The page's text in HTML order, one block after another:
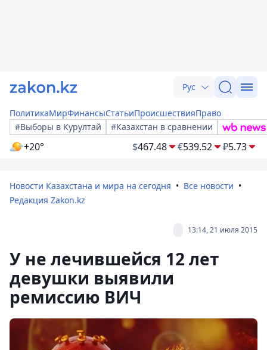
Рус
ПолитикаМирФинансыСтатьиПроисшествияПраво
#Выборы в Курултай
#Казахстан в сравнении
+20° $467.48 €539.52 ₽5.73
Новости Казахстана и мира на сегодня
Все новости
Редакция Zakon.kz
13:14, 21 июля 2015
У не лечившейся 12 лет
девушки выявили
ремиссию ВИЧ